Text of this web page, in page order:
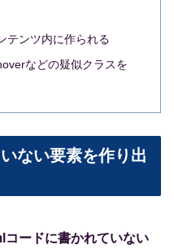
テンツ内に作られる
などの疑似クラスを
ない要素を作り出
コードに書かれていない